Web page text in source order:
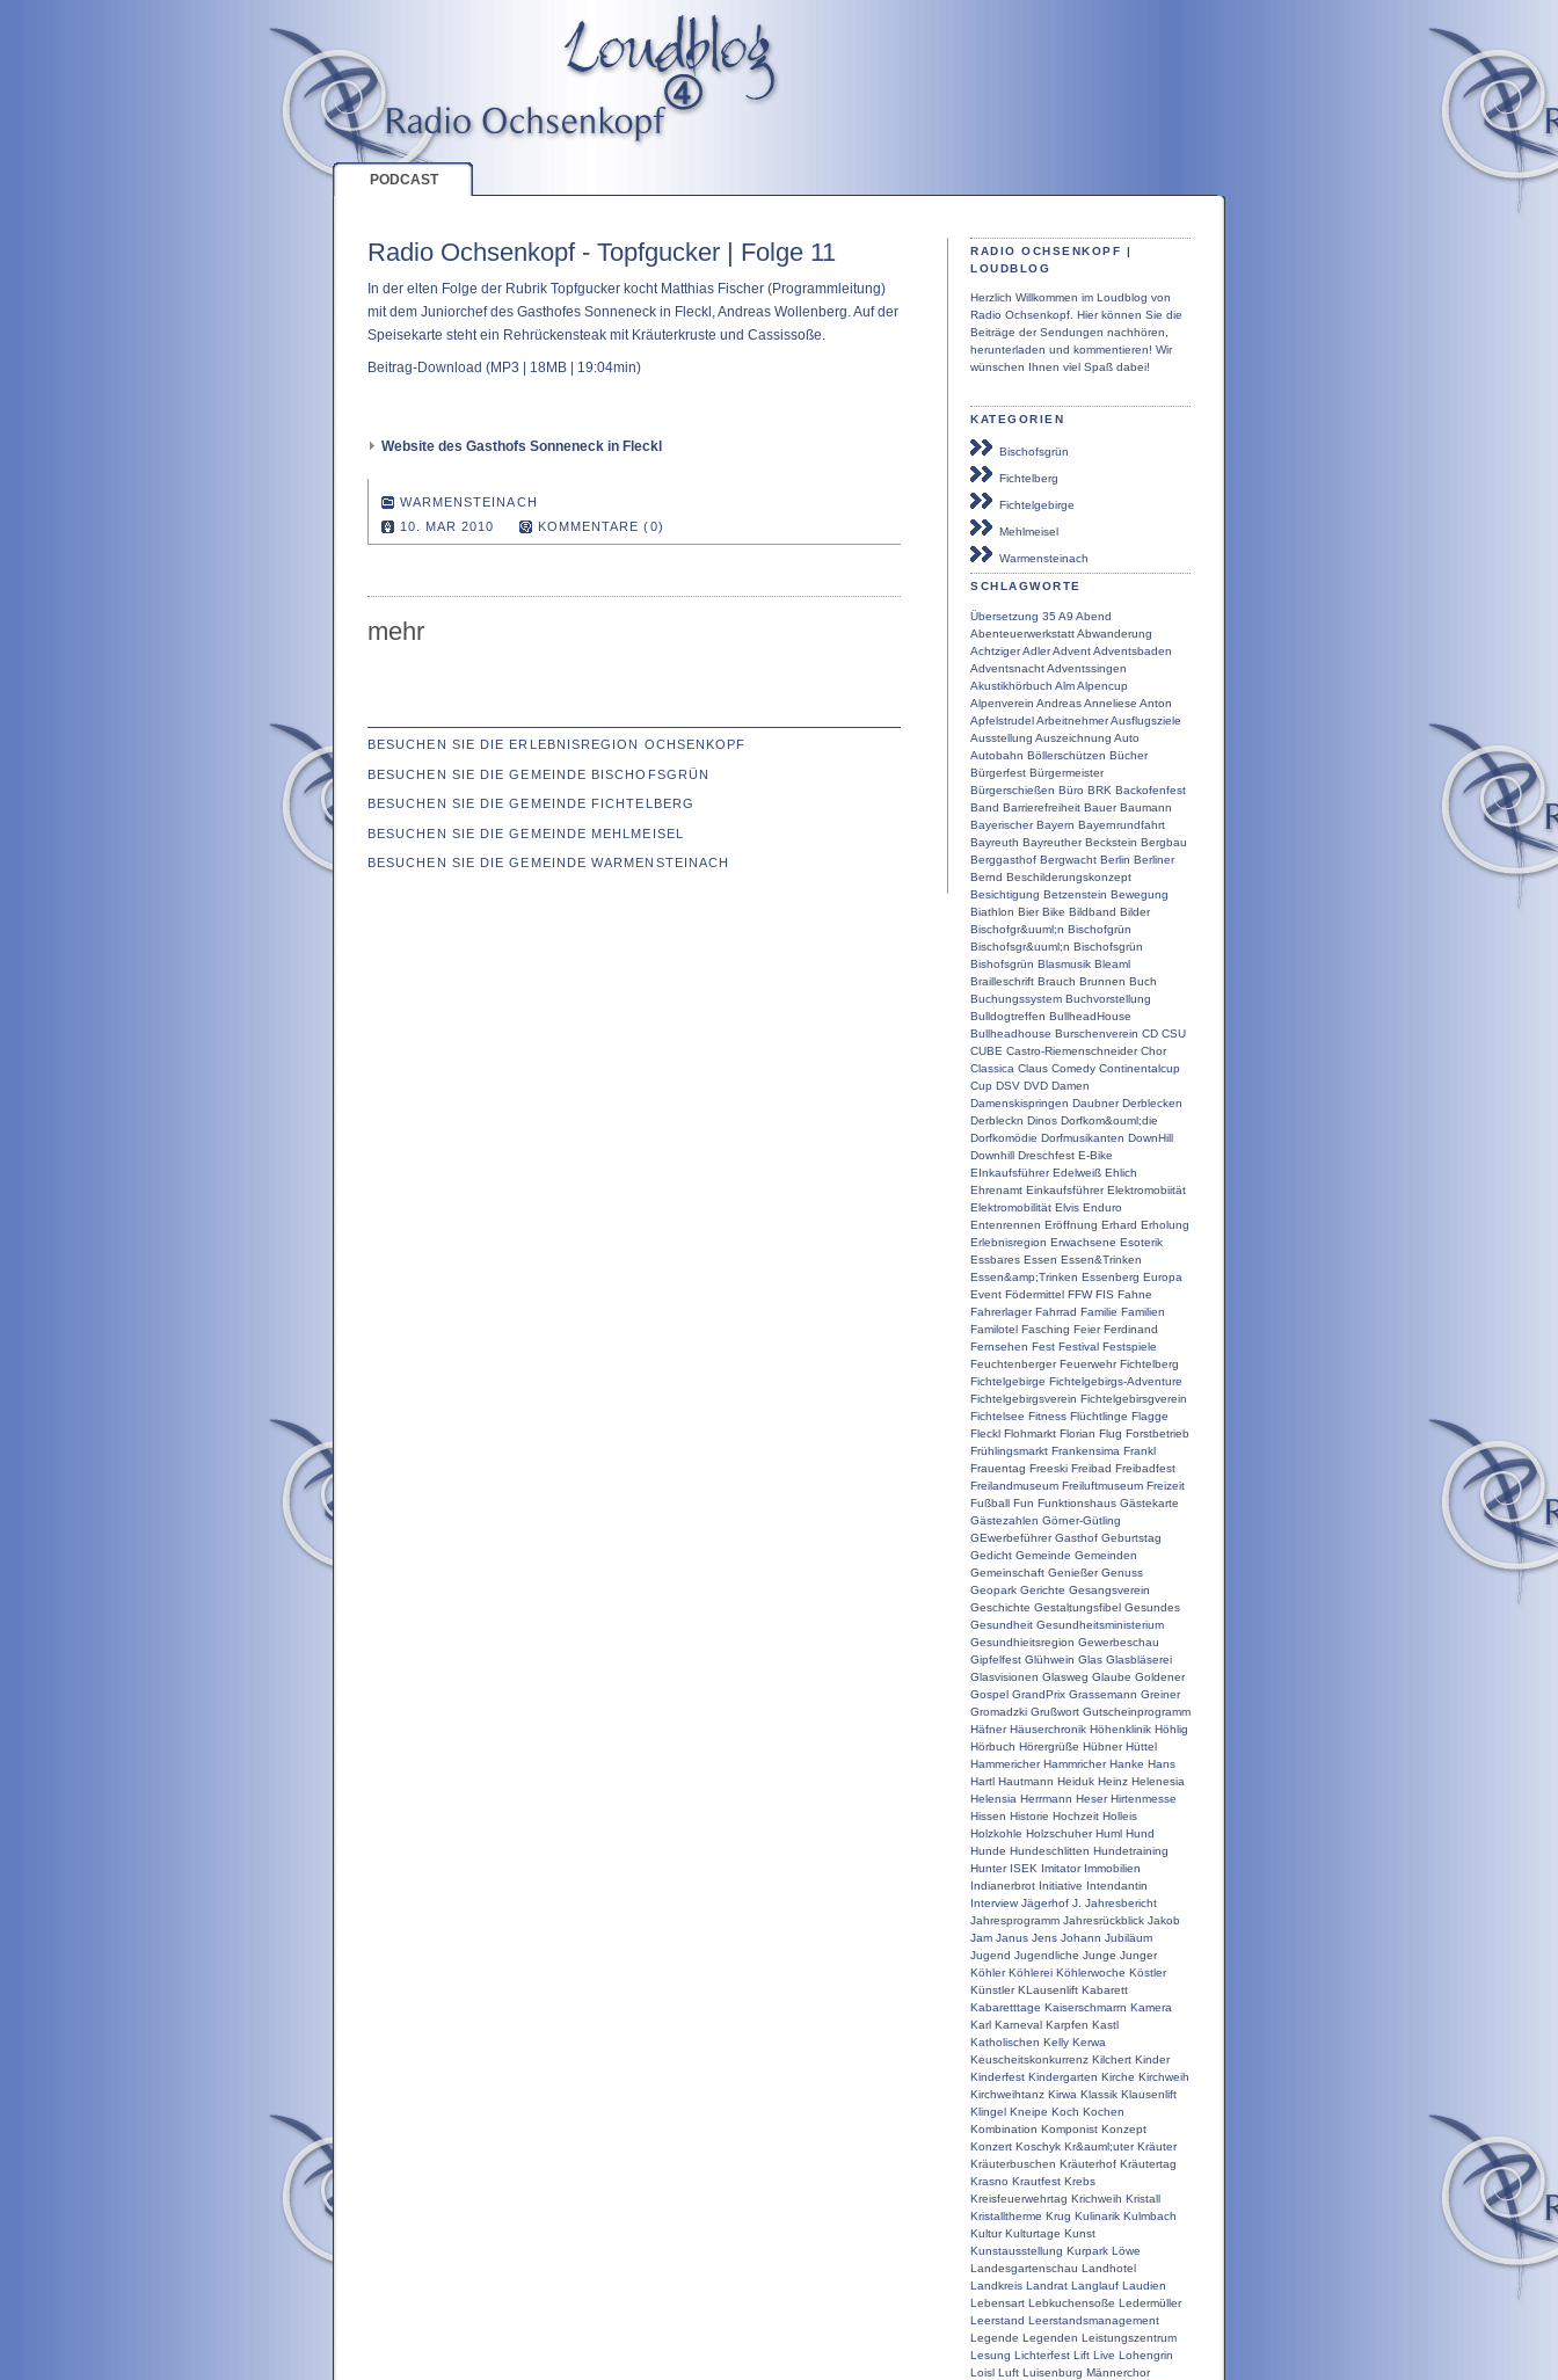
PODCAST
RADIO OCHSENKOPF |
LOUDBLOG
Herzlich Willkommen im Loudblog von
Radio Ochsenkopf. Hier können Sie die
Beiträge der Sendungen nachhören,
herunterladen und kommentieren! Wir
wünschen Ihnen viel Spaß dabei!
KATEGORIEN
Bischofsgrün
Fichtelberg
Fichtelgebirge
Mehlmeisel
Warmensteinach
SCHLAGWORTE
Übersetzung 35 A9 Abend
AbenteuerwerkstattAbwanderung
AchtzigerAdlerAdventAdventsbaden
AdventsnachtAdventssingen
Akustikhörbuch AlmAlpencup
Alpenverein AndreasAnneliese Anton
ApfelstrudelArbeitnehmerAusflugsziele
Ausstellung Auszeichnung Auto
Autobahn Böllerschützen Bücher
Bürgerfest Bürgermeister
Bürgerschießen Büro BRK Backofenfest
Band Barrierefreiheit Bauer Baumann
Bayerischer Bayern Bayernrundfahrt
Bayreuth Bayreuther Beckstein Bergbau
Berggasthof Bergwacht Berlin Berliner
Bernd Beschilderungskonzept
Besichtigung Betzenstein Bewegung
Biathlon Bier Bike Bildband Bilder
Bischofgr&uuml;n Bischofgrün
Bischofsgr&uuml;n Bischofsgrün
Bishofsgrün Blasmusik Bleaml
Brailleschrift Brauch Brunnen Buch
Buchungssystem Buchvorstellung
Bulldogtreffen BullheadHouse
Bullheadhouse Burschenverein CD CSU
CUBE Castro-Riemenschneider Chor
Classica Claus Comedy Continentalcup
Cup DSV DVD Damen
Damenskispringen Daubner Derblecken
Derbleckn Dinos Dorfkom&ouml;die
Dorfkomödie Dorfmusikanten DownHill
Downhill Dreschfest E-Bike
EInkaufsführer Edelweiß Ehlich
Ehrenamt Einkaufsführer Elektromobiität
Elektromobilität Elvis Enduro
Entenrennen Eröffnung Erhard Erholung
Erlebnisregion Erwachsene Esoterik
Essbares Essen Essen&Trinken
Essen&amp;Trinken Essenberg Europa
Event Födermittel FFW FIS Fahne
Fahrerlager Fahrrad Familie Familien
Familotel Fasching Feier Ferdinand
Fernsehen Fest Festival Festspiele
Feuchtenberger Feuerwehr Fichtelberg
Fichtelgebirge Fichtelgebirgs-Adventure
Fichtelgebirgsverein Fichtelgebirsgverein
Fichtelsee Fitness Flüchtlinge Flagge
Fleckl Flohmarkt Florian Flug Forstbetrieb
Frühlingsmarkt Frankensima Frankl
Frauentag Freeski Freibad Freibadfest
Freilandmuseum Freiluftmuseum Freizeit
Fußball Fun Funktionshaus Gästekarte
Gästezahlen Görner-Gütling
GEwerbeführer Gasthof Geburtstag
Gedicht Gemeinde Gemeinden
Gemeinschaft Genießer Genuss
Geopark Gerichte Gesangsverein
Geschichte Gestaltungsfibel Gesundes
Gesundheit Gesundheitsministerium
Gesundhieitsregion Gewerbeschau
Gipfelfest Glühwein Glas Glasbläserei
Glasvisionen Glasweg Glaube Goldener
Gospel GrandPrix Grassemann Greiner
Gromadzki Grußwort Gutscheinprogramm
Häfner Häuserchronik Höhenklinik Höhlig
Hörbuch Hörergrüße Hübner Hüttel
Hammericher Hammricher Hanke Hans
Hartl Hautmann Heiduk Heinz Helenesia
Helensia Herrmann Heser Hirtenmesse
Hissen Historie Hochzeit Holleis
Holzkohle Holzschuher Huml Hund
Hunde Hundeschlitten Hundetraining
Hunter ISEK Imitator Immobilien
Indianerbrot Initiative Intendantin
Interview Jägerhof J. Jahresbericht
Jahresprogramm Jahresrückblick Jakob
Jam Janus Jens Johann Jubiläum
Jugend Jugendliche Junge Junger
Köhler Köhlerei Köhlerwoche Köstler
Künstler KLausenlift Kabarett
Kabaretttage Kaiserschmarrn Kamera
Karl Karneval Karpfen Kastl
Katholischen Kelly Kerwa
Keuscheitskonkurrenz Kilchert Kinder
Kinderfest Kindergarten Kirche Kirchweih
Kirchweihtanz Kirwa Klassik Klausenlift
Klingel Kneipe Koch Kochen
Kombination Komponist Konzept
Konzert Koschyk Kr&auml;uter Kräuter
Kräuterbuschen Kräuterhof Kräutertag
Krasno Krautfest Krebs
Kreisfeuerwehrtag Krichweih Kristall
Kristalltherme Krug Kulinarik Kulmbach
Kultur Kulturtage Kunst
Kunstausstellung Kurpark Löwe
Landesgartenschau Landhotel
Landkreis Landrat Langlauf Laudien
Lebensart Lebkuchensoße Ledermüller
Leerstand Leerstandsmanagement
Legende Legenden Leistungszentrum
Lesung Lichterfest Lift Live Lohengrin
Loisl Luft Luisenburg Männerchor
Radio Ochsenkopf - Topfgucker | Folge 11
In der elten Folge der Rubrik Topfgucker kocht Matthias Fischer (Programmleitung)
mit dem Juniorchef des Gasthofes Sonneneck in Fleckl, Andreas Wollenberg. Auf der
Speisekarte steht ein Rehrückensteak mit Kräuterkruste und Cassissoße.
Beitrag-Download (MP3 | 18MB | 19:04min)
Website des Gasthofs Sonneneck in Fleckl
WARMENSTEINACH
10. MAR 2010
KOMMENTARE (0)
mehr
BESUCHEN SIE DIE ERLEBNISREGION OCHSENKOPF
BESUCHEN SIE DIE GEMEINDE BISCHOFSGRÜN
BESUCHEN SIE DIE GEMEINDE FICHTELBERG
BESUCHEN SIE DIE GEMEINDE MEHLMEISEL
BESUCHEN SIE DIE GEMEINDE WARMENSTEINACH